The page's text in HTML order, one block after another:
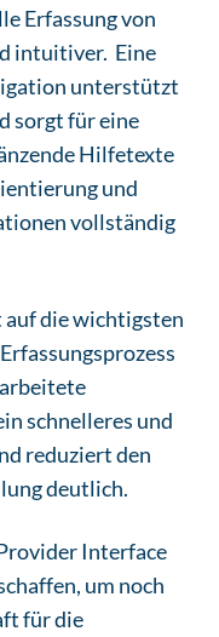
Erfassung von
intuitiver. Eine
unterstützt
sorgt für eine
Hilfetexte
und
vollständig
auf die wichtigsten
schnelleres und
reduziert den
deutlich.
Interface
um noch
für die